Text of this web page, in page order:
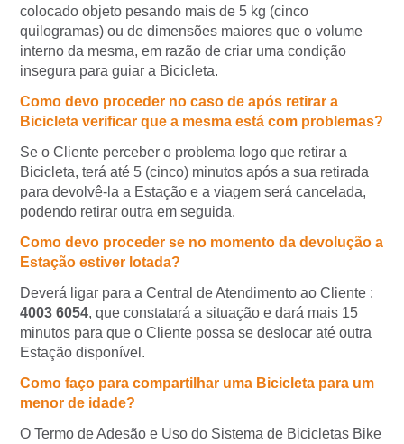
colocado objeto pesando mais de 5 kg (cinco
quilogramas) ou de dimensões maiores que o volume
interno da mesma, em razão de criar uma condição
insegura para guiar a Bicicleta.
Como devo proceder no caso de após retirar a
Bicicleta verificar que a mesma está com problemas?
Se o Cliente perceber o problema logo que retirar a
Bicicleta, terá até 5 (cinco) minutos após a sua retirada
para devolvê-la a Estação e a viagem será cancelada,
podendo retirar outra em seguida.
Como devo proceder se no momento da devolução a
Estação estiver lotada?
Deverá ligar para a Central de Atendimento ao Cliente :
4003 6054, que constatará a situação e dará mais 15
minutos para que o Cliente possa se deslocar até outra
Estação disponível.
Como faço para compartilhar uma Bicicleta para um
menor de idade?
O Termo de Adesão e Uso do Sistema de Bicicletas Bike